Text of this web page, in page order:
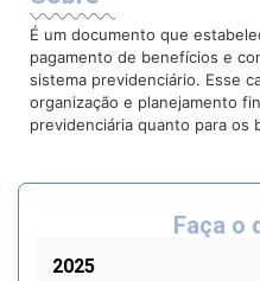
É um documento que
pagamento de benefícios e
sistema previdenciário. Esse
organização e planejamento
previdenciária quanto para os
Faça o
2025